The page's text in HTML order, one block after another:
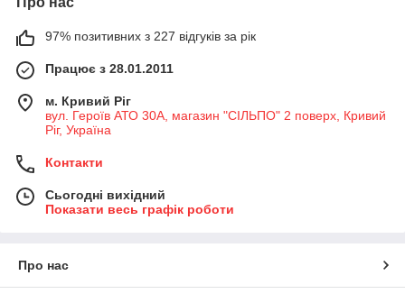
97% позитивних з 227 відгуків за рік
Працює з 28.01.2011
м. Кривий Ріг
вул. Героїв АТО 30А, магазин "СІЛЬПО" 2 поверх, Кривий
Ріг, Україна
Контакти
Сьогодні вихідний
Показати весь графік роботи
Про нас